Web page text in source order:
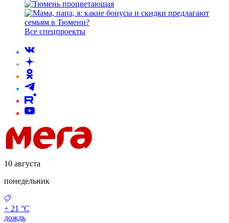
Все спецпроекты
10 августа
понедельник
+ 21 °С
дождь